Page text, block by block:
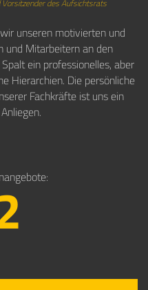
des Aufsichtsrats
unseren motivierten und
und Mitarbeitern an den
ein professionelles, aber
Hierarchien. Die persönliche
Fachkräfte ist uns ein